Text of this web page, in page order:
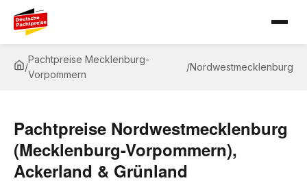
/
Pachtpreise Mecklenburg-
Vorpommern
/Nordwestmecklenburg
Pachtpreise Nordwestmecklenburg
(Mecklenburg-Vorpommern),
Ackerland & Grünland